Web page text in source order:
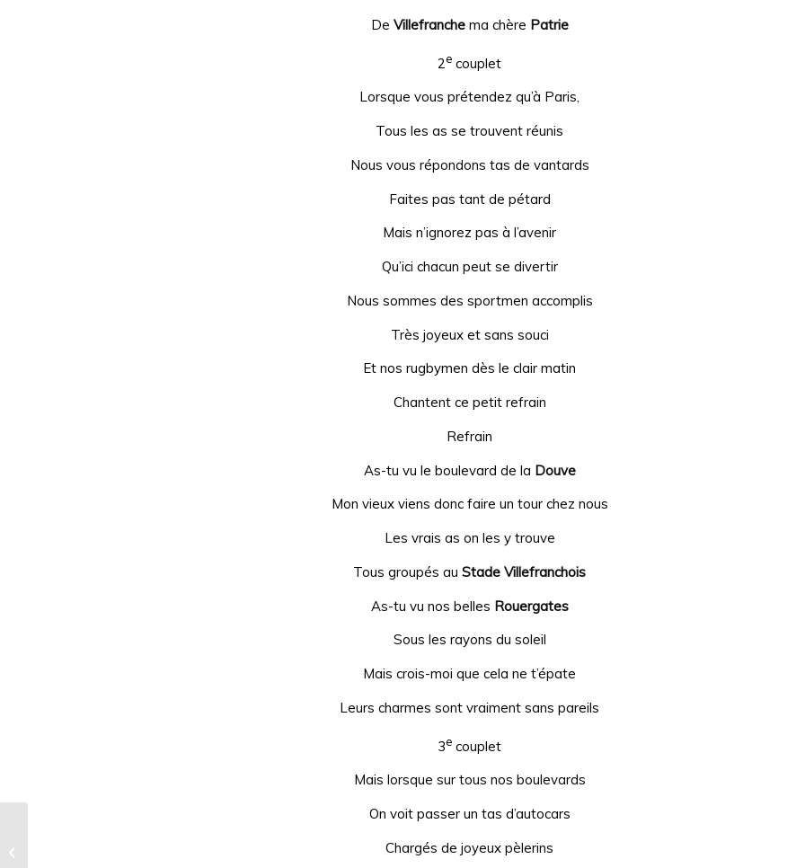
De Villefranchema chère Patrie
2e couplet
Lorsque vous prétendez qu’à Paris,
Tous les as se trouvent réunis
Nous vous répondons tas de vantards
Faites pas tant de pétard
Mais n’ignorez pas à l’avenir
Qu’ici chacun peut se divertir
Nous sommes des sportmen accomplis
Très joyeux et sans souci
Et nos rugbymen dès le clair matin
Chantent ce petit refrain
Refrain
As-tu vu le boulevard de la Douve
Mon vieux viens donc faire un tour chez nous
Les vrais as on les y trouve
Tous groupés auStade Villefranchois
As-tu vu nos belles Rouergates
Sous les rayons du soleil
Mais crois-moi que cela ne t’épate
Leurs charmes sont vraiment sans pareils
3e couplet
Mais lorsque sur tous nos boulevards
On voit passer un tas d’autocars
Chargés de joyeux pèlerins